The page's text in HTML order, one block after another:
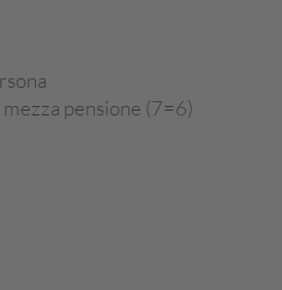
pensione (7=6)